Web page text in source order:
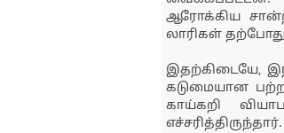
ஆரோக்கிய
லாரிகள்
இதற்கிடையே,
கடுமையான
காய்கறி